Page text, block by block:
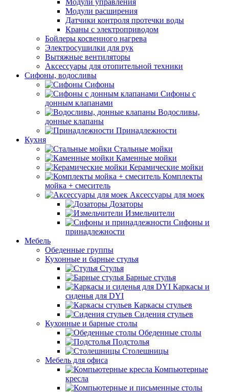
Модули управления
Модули расширения
Датчики контроля протечки воды
Краны с электроприводом
Бойлеры косвенного нагрева
Электросушилки для рук
Вытяжные вентиляторы
Аксессуары для отопительной техники
Сифоны, водосливы
Сифоны
Сифоны с
донным клапанами
Водосливы,
донные клапаны
Принадлежности
Кухня
Стальные мойки
Каменные мойки
Керамические мойки
Комплекты
мойка + смеситель
Аксессуары для моек
Дозаторы
Измельчители
Сифоны и
принадлежности
Мебель
Обеденные группы
Кухонные и барные стулья
Стулья
Барные стулья
Каркасы и
сиденья для DYI
Каркасы стульев
Сидения стульев
Кухонные и барные столы
Обеденные столы
Подстолья
Столешницы
Мебель для офиса
Компьютерные
кресла